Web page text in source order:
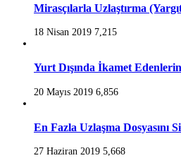
Mirasçılarla Uzlaştırma
18 Nisan 2019 7,215
Yurt Dışında İkamet
20 Mayıs 2019 6,856
En Fazla Uzlaşma Dosyasını
27 Haziran 2019 5,668